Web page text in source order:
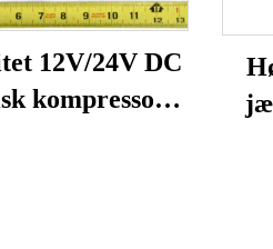
12V/24V DC
kompressor